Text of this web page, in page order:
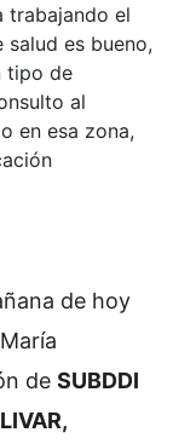
trabajando el
salud es bueno,
tipo de
al
en esa zona,
de hoy
de SUBDDI